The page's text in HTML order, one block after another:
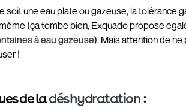
soit une eau plate ou gazeuse, la tolérance
(ça tombe bien, Exquado propose
à eau gazeuse). Mais attention de ne
!
de ladéshydratation: